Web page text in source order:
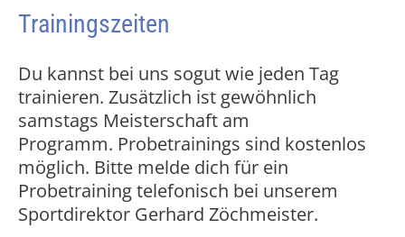
Trainingszeiten
​Du kannst bei uns sogut wie jeden Tag
trainieren. Zusätzlich ist gewöhnlich
samstags Meisterschaft am
Programm. Probetrainings sind kostenlos
möglich. Bitte melde dich für ein
Probetraining telefonisch bei unserem
Sportdirektor Gerhard Zöchmeister.